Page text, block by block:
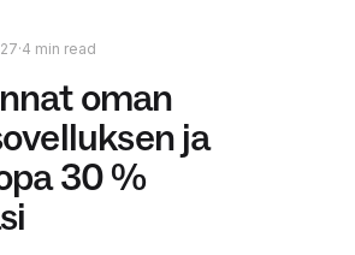
·4 min read
oman
ja
30 %